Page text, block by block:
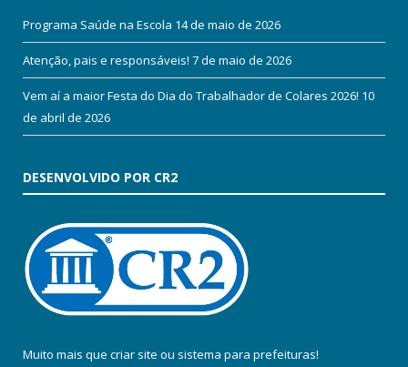
Programa Saúde na Escola 14 de maio de 2026
Atenção, pais e responsáveis! 7 de maio de 2026
Vem aí a maior Festa do Dia do Trabalhador de Colares 2026! 10
de abril de 2026
DESENVOLVIDO POR CR2
Muito mais que criar site ou sistema para prefeituras!